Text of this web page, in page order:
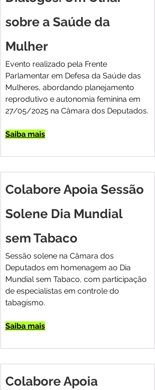
sobre a Saúde da
Mulher
Evento realizado pela Frente
Parlamentar em Defesa da Saúde das
Mulheres, abordando planejamento
reprodutivo e autonomia feminina em
27/05/2025 na Câmara dos Deputados.
Saiba mais
Colabore Apoia Sessão
Solene Dia Mundial
sem Tabaco
Sessão solene na Câmara dos
Deputados em homenagem ao Dia
Mundial sem Tabaco, com participação
de especialistas em controle do
tabagismo.
Saiba mais
Colabore Apoia